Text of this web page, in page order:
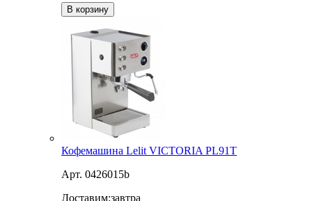
В корзину
Кофемашина Lelit VICTORIA PL91T
Арт. 0426015b
Доставим:завтра